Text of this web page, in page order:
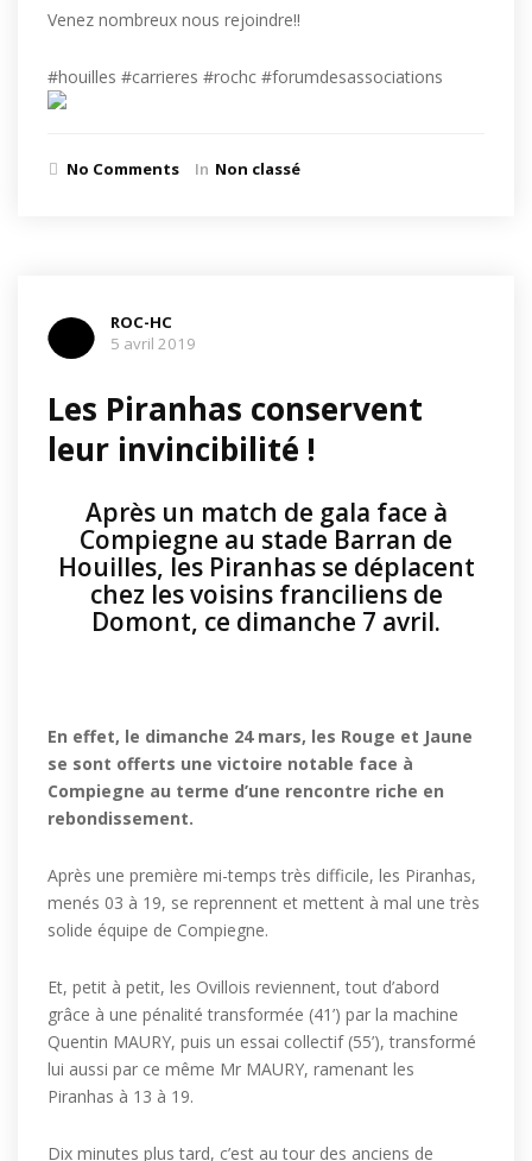
Venez nombreux nous rejoindre!!
#houilles #carrieres #rochc #forumdesassociations
No Comments In Non classé
ROC-HC
5 avril 2019
Les Piranhas conservent
leur invincibilité !
Après un match de gala face à
Compiegne au stade Barran de
Houilles, les Piranhas se déplacent
chez les voisins franciliens de
Domont, ce dimanche 7 avril.
En effet, le dimanche 24 mars, les Rouge et Jaune
se sont offerts une victoire notable face à
Compiegne au terme d’une rencontre riche en
rebondissement.
Après une première mi-temps très difficile, les Piranhas,
menés 03 à 19, se reprennent et mettent à mal une très
solide équipe de Compiegne.
Et, petit à petit, les Ovillois reviennent, tout d’abord
grâce à une pénalité transformée (41’) par la machine
Quentin MAURY, puis un essai collectif (55’), transformé
lui aussi par ce même Mr MAURY, ramenant les
Piranhas à 13 à 19.
Dix minutes plus tard, c’est au tour des anciens de